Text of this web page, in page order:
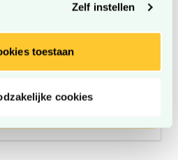
Zelf instellen
toestaan
cookies